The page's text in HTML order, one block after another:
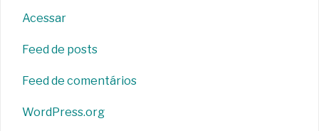
Acessar
Feed de posts
Feed de comentários
WordPress.org